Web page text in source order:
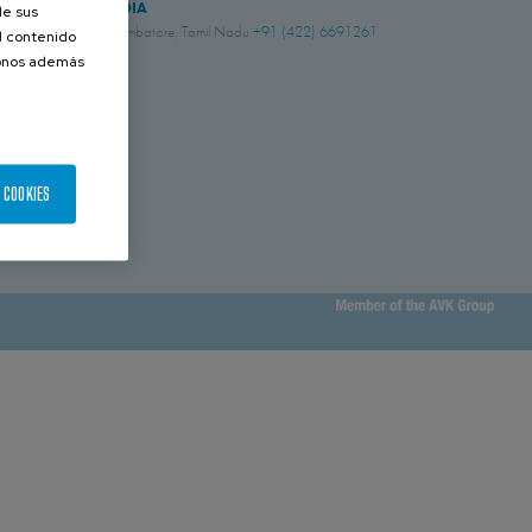
INDIA
Coimbatore, Tamil Nadu +91 (422) 6691261
sus
contenido
además